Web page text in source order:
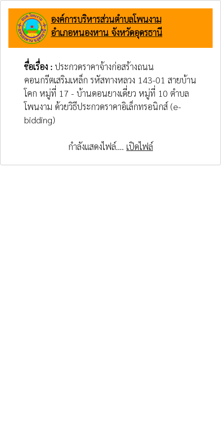
องค์การบริหารส่วนตำบลโพนงาม
อำเภอหนองหาน จังหวัดอุดรธานี
ชื่อเรื่อง : ประกวดราคาจ้างก่อสร้างถนน
คอนกรีตเสริมเหล็ก รหัสทางหลวง 143-01 สายบ้าน
โคก หมู่ที่ 17 - บ้านดอนยางเดี่ยว หมู่ที่ 10 ตำบล
โพนงาม ด้วยวิธีประกวดราคาอิเล็กทรอนิกส์ (e-
bidding)
กำลังแสดงไฟล์.... เปิดไฟล์